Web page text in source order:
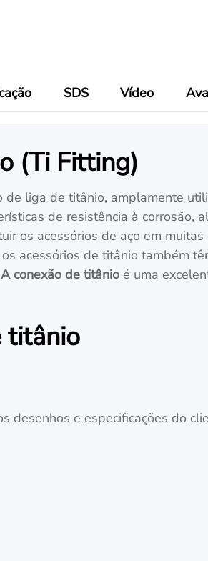
SDS Vídeo
(Ti Fitting)
liga de titânio, amplamente
de resistência à corrosão,
os acessórios de aço em
acessórios de titânio também
A conexão de titânio é uma
titânio
desenhos e especificações do